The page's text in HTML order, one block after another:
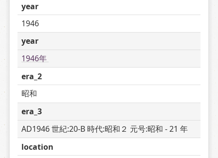
year
1946
year
1946年
era_2
昭和
era_3
AD1946 世紀:20-B 時代:昭和２ 元号:昭和 - 21 年
location